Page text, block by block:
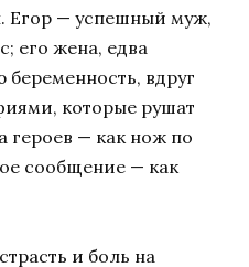
Егор — успешный муж,
его жена, едва
беременность, вдруг
которые рушат
героев — как нож по
сообщение — как
и боль на